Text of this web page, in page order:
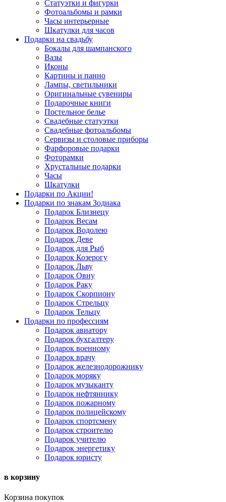
Статуэтки и фигурки
Фотоальбомы и рамки
Часы интерьерные
Шкатулки для часов
Подарки на свадьбу
Бокалы для шампанского
Вазы
Иконы
Картины и панно
Лампы, светильники
Оригинальные сувениры
Подарочные книги
Постельное белье
Свадебные статуэтки
Свадебные фотоальбомы
Сервизы и столовые приборы
Фарфоровые подарки
Фоторамки
Хрустальные подарки
Часы
Шкатулки
Подарки по Акции!
Подарки по знакам Зодиака
Подарок Близнецу
Подарок Весам
Подарок Водолею
Подарок Деве
Подарок для Рыб
Подарок Козерогу
Подарок Льву
Подарок Овну
Подарок Раку
Подарок Скорпиону
Подарок Стрельцу
Подарок Тельцу
Подарки по профессиям
Подарок авиатору
Подарок бухгалтеру
Подарок военному
Подарок врачу
Подарок железнодорожнику
Подарок моряку
Подарок музыканту
Подарок нефтяннику
Подарок пожарному
Подарок полицейскому
Подарок спортсмену
Подарок строителю
Подарок учителю
Подарок энергетику
Подарок юристу
в корзину
Корзина покупок